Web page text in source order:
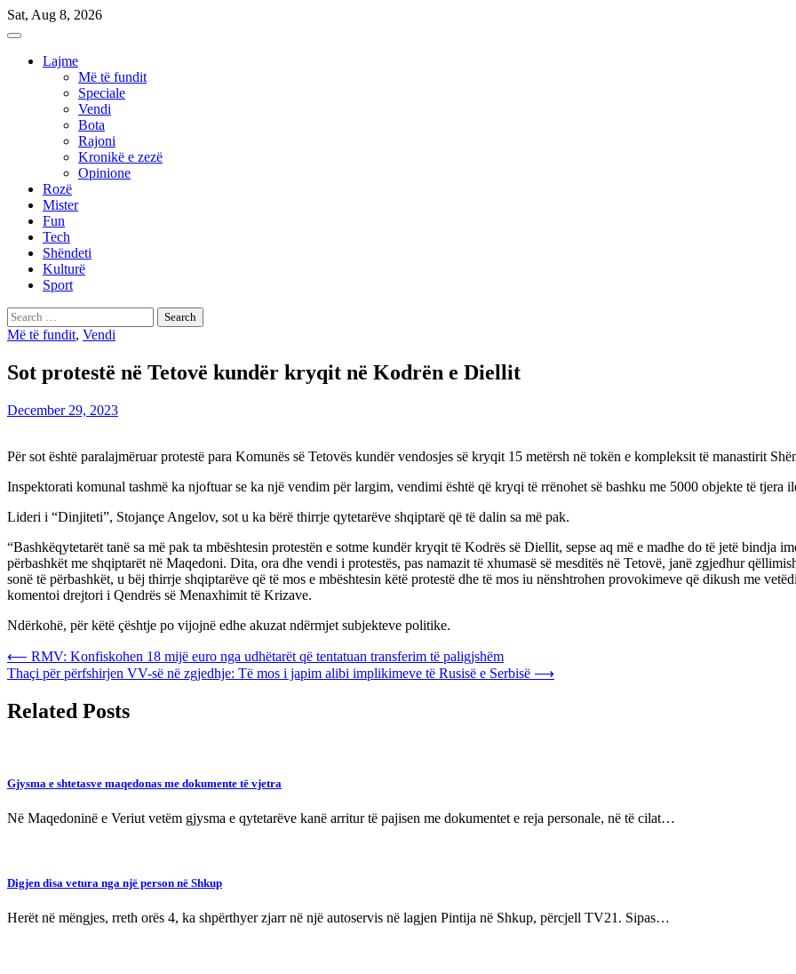
Skip
to
Sat, Aug 8, 2026
Lajme
Më të fundit
Speciale
Vendi
Bota
Rajoni
Kronikë e zezë
Opinione
Rozë
Mister
Fun
Tech
Shëndeti
Kulturë
Sport
Search
for:
Më të fundit, Vendi
Sot protestë në Tetovë kundër kryqit në Kodrën e Diellit
December 29, 2023
Për sot është paralajmëruar protestë para Komunës së Tetovës kundër vendosjes së kryqit 15 metërsh në tokën e kompleksit të manastirit
Inspektorati komunal tashmë ka njoftuar se ka një vendim për largim, vendimi është që kryqi të rrënohet së bashku me 5000 objekte të tjera
Lideri i “Dinjiteti”, Stojançe Angelov, sot u ka bërë thirrje qytetarëve shqiptarë që të dalin sa më pak.
“Bashkëqytetarët tanë sa më pak ta mbështesin protestën e sotme kundër kryqit të Kodrës së Diellit, sepse aq më e madhe do të jetë bindja
përbashkët me shqiptarët në Maqedoni. Dita, ora dhe vendi i protestës, pas namazit të xhumasë së mesditës në Tetovë, janë zgjedhur
sonë të përbashkët, u bëj thirrje shqiptarëve që të mos e mbështesin këtë protestë dhe të mos iu nënshtrohen provokimeve që dikush me
komentoi drejtori i Qendrës së Menaxhimit të Krizave.
Ndërkohë, për këtë çështje po vijojnë edhe akuzat ndërmjet subjekteve politike.
Post
navigation
⟵ RMV: Konfiskohen 18 mijë euro nga udhëtarët që tentatuan transferim të paligjshëm
Thaçi për përfshirjen VV-së në zgjedhje: Të mos i japim alibi implikimeve të Rusisë e Serbisë ⟶
Related Posts
Gjysma e shtetasve maqedonas me dokumente të vjetra
Në Maqedoninë e Veriut vetëm gjysma e qytetarëve kanë arritur të pajisen me dokumentet e reja personale, në të cilat…
Digjen disa vetura nga një person në Shkup
Herët në mëngjes, rreth orës 4, ka shpërthyer zjarr në një autoservis në lagjen Pintija në Shkup, përcjell TV21. Sipas…